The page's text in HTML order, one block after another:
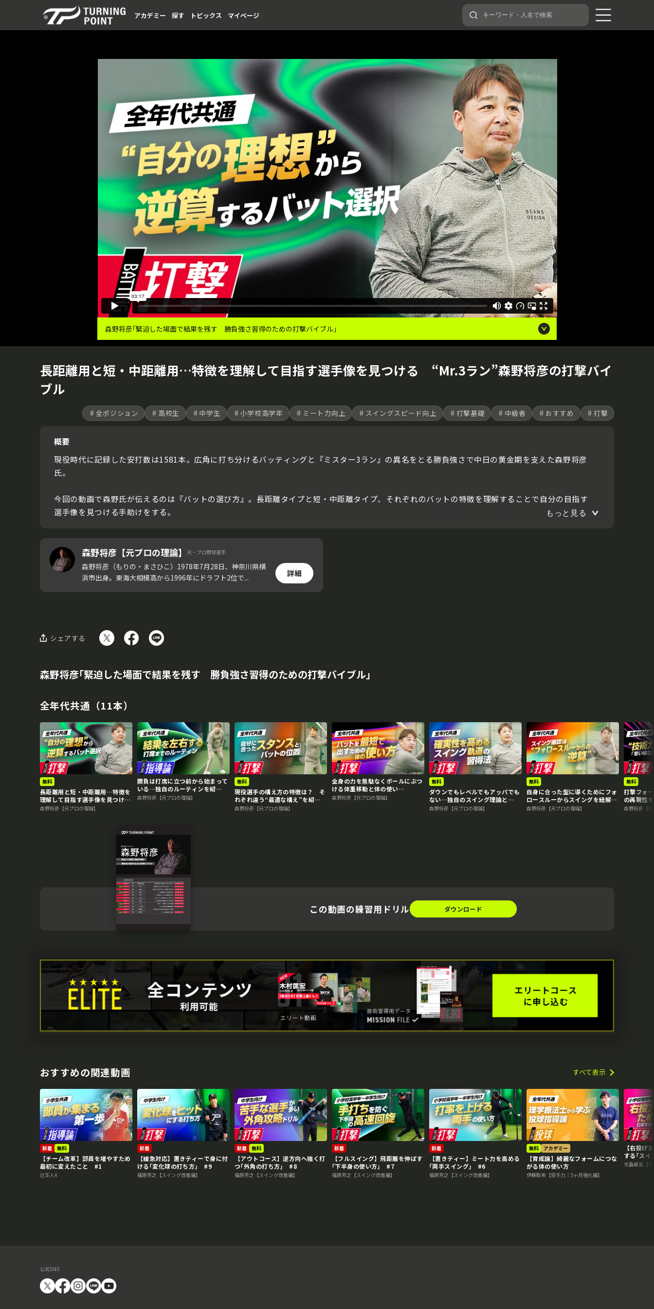
アカデミー 探す トピックス マイページ
森野将彦｢緊迫した場面で結果を残す 勝負強さ習得のための打撃バイブル｣
長距離用と短・中距離用…特徴を理解して目指す選手像を見つける “Mr.3ラン”森野将彦の打撃バイ
ブル
♯全ポジション ♯高校生 ♯中学生 ♯小学校高学年 ♯ミート力向上 ♯スイングスピード向上 ♯打撃基礎 ♯中級者 ♯おすすめ ♯打撃
概要
現役時代に記録した安打数は1581本。広角に打ち分けるバッティングと『ミスター3ラン』の異名をとる勝負強さで中日の黄金期を支えた森野将彦
氏。
今回の動画で森野氏が伝えるのは『バットの選び方』。長距離タイプと短・中距離タイプ、それぞれのバットの特徴を理解することで自分の目指す
選手像を見つける手助けをする。
もっと見る
森野将彦【元プロの理論】 元・プロ野球選手
森野将彦（もりの・まさひこ）1978年7月28日、神奈川県横
浜市出身。東海大相模高から1996年にドラフト2位で...
詳細
シェアする
森野将彦｢緊迫した場面で結果を残す 勝負強さ習得のための打撃バイブル｣
全年代共通（11本）
再生中
無料
長距離用と短・中距離用…特徴を
理解して目指す選手像を見つけ
る “Mr.3ラン”森野将彦の打撃
森野将彦【元プロの理論】
勝負は打席に立つ前から始まって
いる…独自のルーティンを紹
介 “Mr.3ラン”森野将彦の打撃
森野将彦【元プロの理論】
無料
現役選手の構え方の特徴は？ そ
れぞれ違う“最適な構え”を紹
介 “Mr.3ラン”森野将彦の打撃
森野将彦【元プロの理論】
全身の力を無駄なくボールにぶつ
ける体重移動と体の使い
方 “Mr.3ラン”森野将彦の打撃
森野将彦【元プロの理論】
無料
ダウンでもレベルでもアッパでも
ない…独自のスイング理論と
は？ “Mr.3ラン”森野将彦の打
森野将彦【元プロの理論】
無料
自身に合った型に導くためにフォ
ロースルーからスイングを紐解
く “Mr.3ラン”森野将彦の打撃
森野将彦【元プロの理論】
無料
打撃フォ
の再現性
法 “Mr.3
森野将彦【
この動画の練習用ドリル ダウンロード
おすすめの関連動画 すべて表示
新着 無料
【チーム改革】部員を増やすため
最初に変えたこと #1
辻正人4
新着
【緩急対応】置きティーで身に付
ける｢変化球の打ち方｣ #9
福原芳之【スイング改善編】
新着 無料
【アウトコース】逆方向へ強く打
つ｢外角の打ち方｣ #8
福原芳之【スイング改善編】
新着
【フルスイング】飛距離を伸ばす
｢下半身の使い方｣ #7
福原芳之【スイング改善編】
新着
【置きティー】ミート力を高める
｢両手スイング｣ #6
福原芳之【スイング改善編】
無料 アカデミー
【育成論】綺麗なフォームにつな
がる体の使い方
伊藤聡希【投手力｜3ヶ月強化編】
【右投げ
する｢ス
#5
生島峰至【
公式SNS